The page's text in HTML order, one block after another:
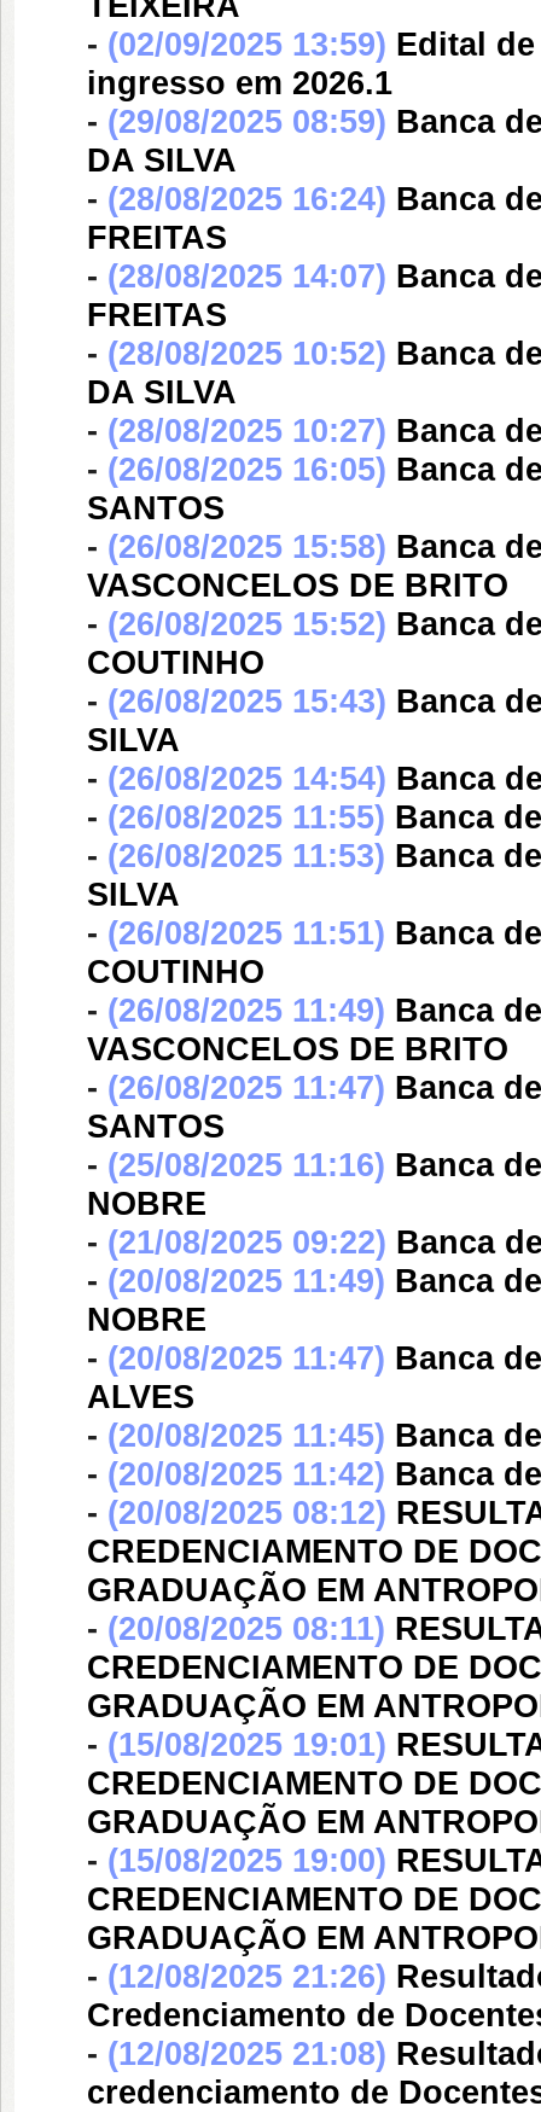
- (02/09/2025 13:59) Edital
ingresso em 2026.1
- (29/08/2025 08:59) Banca
DA SILVA
- (28/08/2025 16:24) Banca
FREITAS
- (28/08/2025 14:07) Banca
FREITAS
- (28/08/2025 10:52) Banca
DA SILVA
- (28/08/2025 10:27) Banca
- (26/08/2025 16:05) Banca
SANTOS
- (26/08/2025 15:58) Banca
VASCONCELOS DE BRITO
- (26/08/2025 15:52) Banca
COUTINHO
- (26/08/2025 15:43) Banca
SILVA
- (26/08/2025 14:54) Banca
- (26/08/2025 11:55) Banca
- (26/08/2025 11:53) Banca
SILVA
- (26/08/2025 11:51) Banca
COUTINHO
- (26/08/2025 11:49) Banca
VASCONCELOS DE BRITO
- (26/08/2025 11:47) Banca
SANTOS
- (25/08/2025 11:16) Banca
NOBRE
- (21/08/2025 09:22) Banca
- (20/08/2025 11:49) Banca
NOBRE
- (20/08/2025 11:47) Banca
ALVES
- (20/08/2025 11:45) Banca
- (20/08/2025 11:42) Banca
- (20/08/2025 08:12)
CREDENCIAMENTO DE
GRADUAÇÃO EM
- (20/08/2025 08:11)
CREDENCIAMENTO DE
GRADUAÇÃO EM
- (15/08/2025 19:01)
CREDENCIAMENTO DE
GRADUAÇÃO EM
- (15/08/2025 19:00)
CREDENCIAMENTO DE
GRADUAÇÃO EM
- (12/08/2025 21:26)
Credenciamento de
- (12/08/2025 21:08)
credenciamento de